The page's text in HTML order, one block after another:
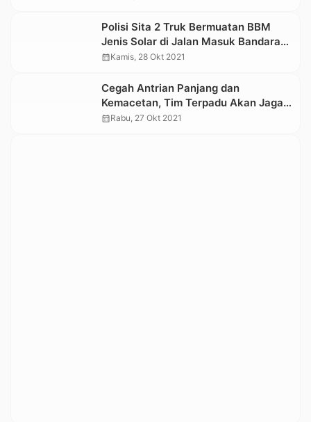
Polisi Sita 2 Truk Bermuatan BBM
Jenis Solar di Jalan Masuk Bandara
Toraja
calendar_monthKamis, 28 Okt 2021
Cegah Antrian Panjang dan
Kemacetan, Tim Terpadu Akan Jaga
SPBU di Tana Toraja
calendar_monthRabu, 27 Okt 2021